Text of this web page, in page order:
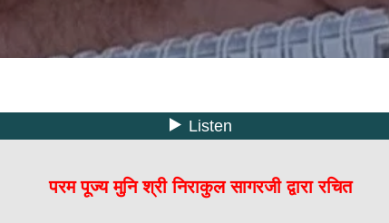
परम पूज्य मुनि श्री निराकुल सागरजी द्वारा रचित